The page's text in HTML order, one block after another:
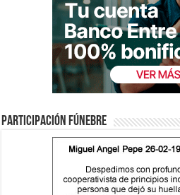
Participación fúnebre